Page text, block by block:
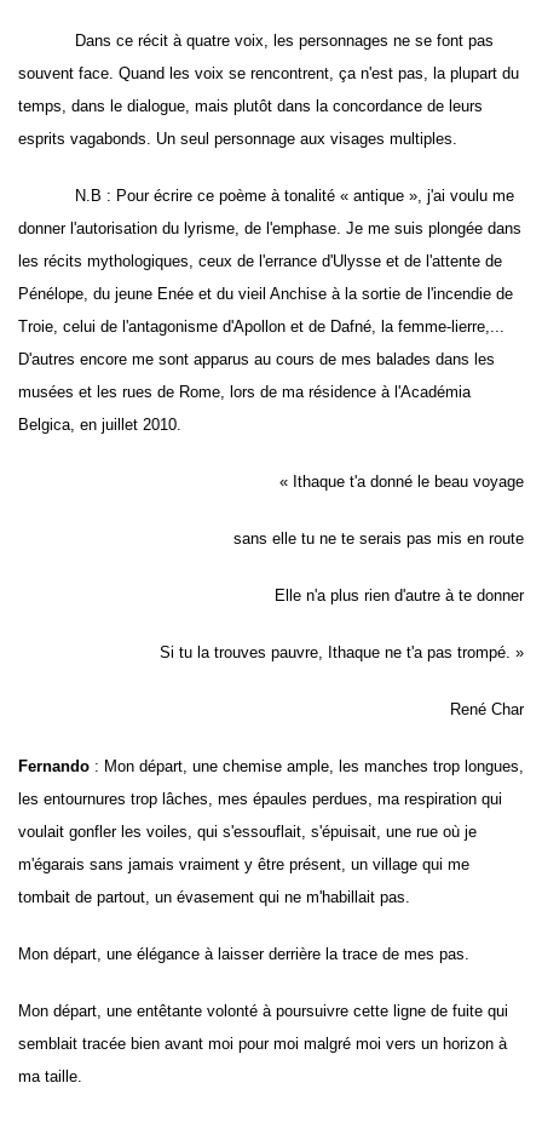
Dans ce récit à quatre voix, les personnages ne se font pas
souvent face. Quand les voix se rencontrent, ça n'est pas, la plupart du
temps, dans le dialogue, mais plutôt dans la concordance de leurs
esprits vagabonds. Un seul personnage aux visages multiples.
N.B : Pour écrire ce poème à tonalité « antique », j'ai voulu me
donner l'autorisation du lyrisme, de l'emphase. Je me suis plongée dans
les récits mythologiques, ceux de l'errance d'Ulysse et de l'attente de
Pénélope, du jeune Enée et du vieil Anchise à la sortie de l'incendie de
Troie, celui de l'antagonisme d'Apollon et de Dafné, la femme-lierre,...
D'autres encore me sont apparus au cours de mes balades dans les
musées et les rues de Rome, lors de ma résidence à l'Académia
Belgica, en juillet 2010.
« Ithaque t'a donné le beau voyage
sans elle tu ne te serais pas mis en route
Elle n'a plus rien d'autre à te donner
Si tu la trouves pauvre, Ithaque ne t'a pas trompé. »
René Char
Fernando : Mon départ, une chemise ample, les manches trop longues,
les entournures trop lâches, mes épaules perdues, ma respiration qui
voulait gonfler les voiles, qui s'essouflait, s'épuisait, une rue où je
m'égarais sans jamais vraiment y être présent, un village qui me
tombait de partout, un évasement qui ne m'habillait pas.
Mon départ, une élégance à laisser derrière la trace de mes pas.
Mon départ, une entêtante volonté à poursuivre cette ligne de fuite qui
semblait tracée bien avant moi pour moi malgré moi vers un horizon à
ma taille.